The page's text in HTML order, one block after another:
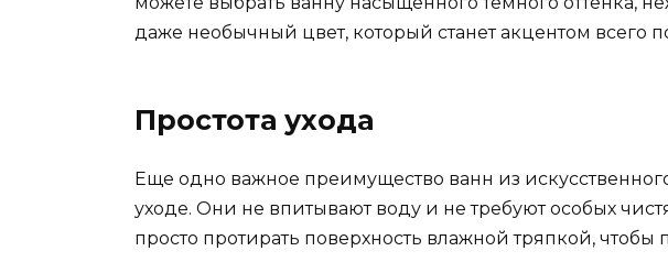
даже необычный цвет, который станет акцентом всего
Простота ухода
Еще одно важное преимущество ванн из
уходе. Они не впитывают воду и не требуют особых
просто протирать поверхность влажной тряпкой, чтобы